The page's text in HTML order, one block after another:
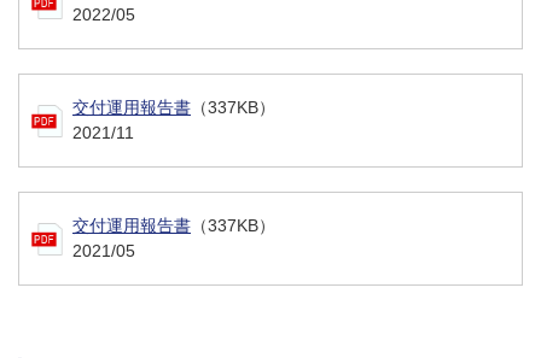
2022/05
交付運用報告書 （337KB）
2021/11
交付運用報告書 （337KB）
2021/05